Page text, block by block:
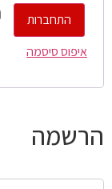
התחברות
איפוס סיסמה
הרשמה